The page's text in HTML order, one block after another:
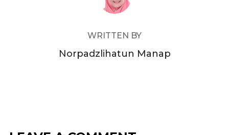
WRITTEN BY
Norpadzlihatun Manap